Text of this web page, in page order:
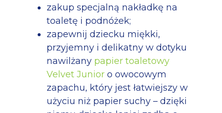
zakup specjalną nakładkę na
toaletę i podnóżek;
zapewnij dziecku miękki,
przyjemny i delikatny w dotyku
nawilżany papier toaletowy
Velvet Junior o owocowym
zapachu, który jest łatwiejszy w
użyciu niż papier suchy – dzięki